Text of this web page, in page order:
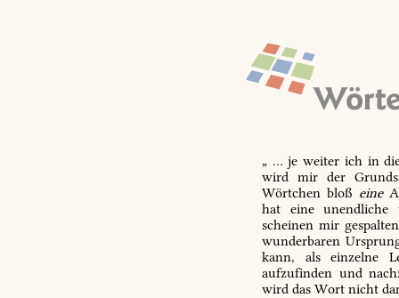
„ … je weiter ich in
wird mir der
Wörtchen bloß eine
hat eine unendliche
scheinen mir
wunderbaren
kann, als einzelne
aufzufinden und
wird das Wort nicht